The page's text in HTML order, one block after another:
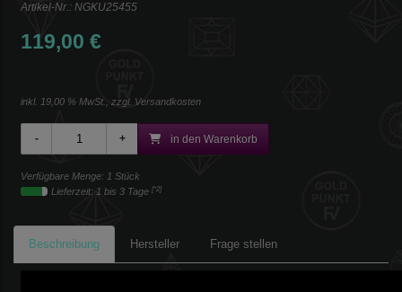
Artikel-Nr.: NGKU25455
119,00 €
inkl. 19,00 % MwSt., zzgl. Versandkosten
in den Warenkorb
Verfügbare Menge: 1 Stück
Lieferzeit: 1 bis 3 Tage [*2]
Beschreibung Hersteller Frage stellen